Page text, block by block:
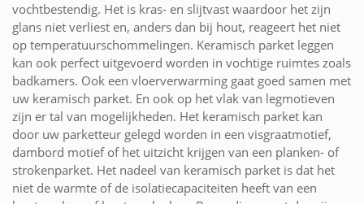
vochtbestendig. Het is kras- en slijtvast waardoor het zijn
glans niet verliest en, anders dan bij hout, reageert het niet
op temperatuurschommelingen. Keramisch parket leggen
kan ook perfect uitgevoerd worden in vochtige ruimtes zoals
badkamers. Ook een vloerverwarming gaat goed samen met
uw keramisch parket. En ook op het vlak van legmotieven
zijn er tal van mogelijkheden. Het keramisch parket kan
door uw parketteur gelegd worden in een visgraatmotief,
dambord motief of het uitzicht krijgen van een planken- of
strokenparket. Het nadeel van keramisch parket is dat het
niet de warmte of de isolatiecapaciteiten heeft van een